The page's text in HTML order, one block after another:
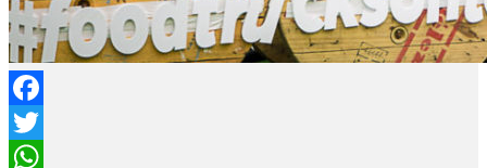
Facebook
Twitter